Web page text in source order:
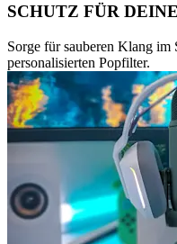
SCHUTZ FÜR
Sorge für sauberen Klang im
personalisierten Popfilter.